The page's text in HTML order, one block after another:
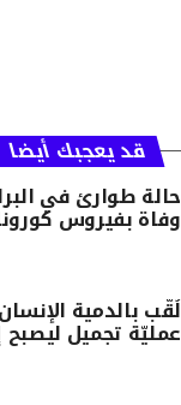
قد يعجبك أيضا
وفاة بفيروس
عمليّة تجميل ليصبح